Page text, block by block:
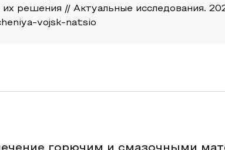
решения // Актуальные исследования.
vojsk-natsio